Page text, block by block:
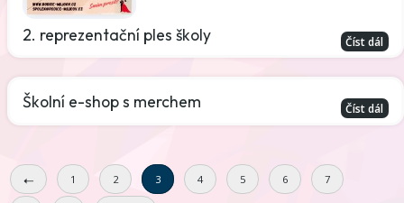
2. reprezentační ples školy Číst dál
Školní e-shop s merchem Číst dál
1 2 3 4 5 6 7